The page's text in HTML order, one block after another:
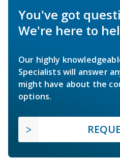
You've got
We're here to
Our highly
Specialists will answer
might have about the
options.